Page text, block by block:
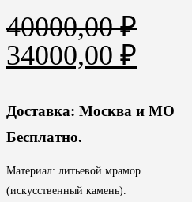
40000,00₽
Первоначальная
составляла
40000,00 ₽.
34000,00 ₽
Доставка: Москва и МО
Бесплатно.
Материал: литьевой мрамор
(искусственный камень).